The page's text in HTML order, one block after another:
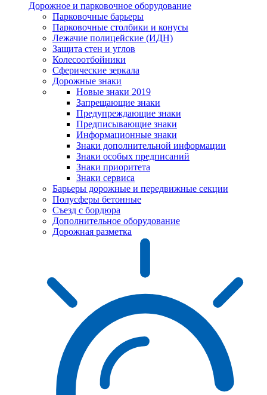
Дорожное и парковочное оборудование
Парковочные барьеры
Парковочные столбики и конусы
Лежачие полицейские (ИДН)
Защита стен и углов
Колесоотбойники
Сферические зеркала
Дорожные знаки
Новые знаки 2019
Запрещающие знаки
Предупреждающие знаки
Предписывающие знаки
Информационные знаки
Знаки дополнительной информации
Знаки особых предписаний
Знаки приоритета
Знаки сервиса
Барьеры дорожные и передвижные секции
Полусферы бетонные
Съезд с бордюра
Дополнительное оборудование
Дорожная разметка